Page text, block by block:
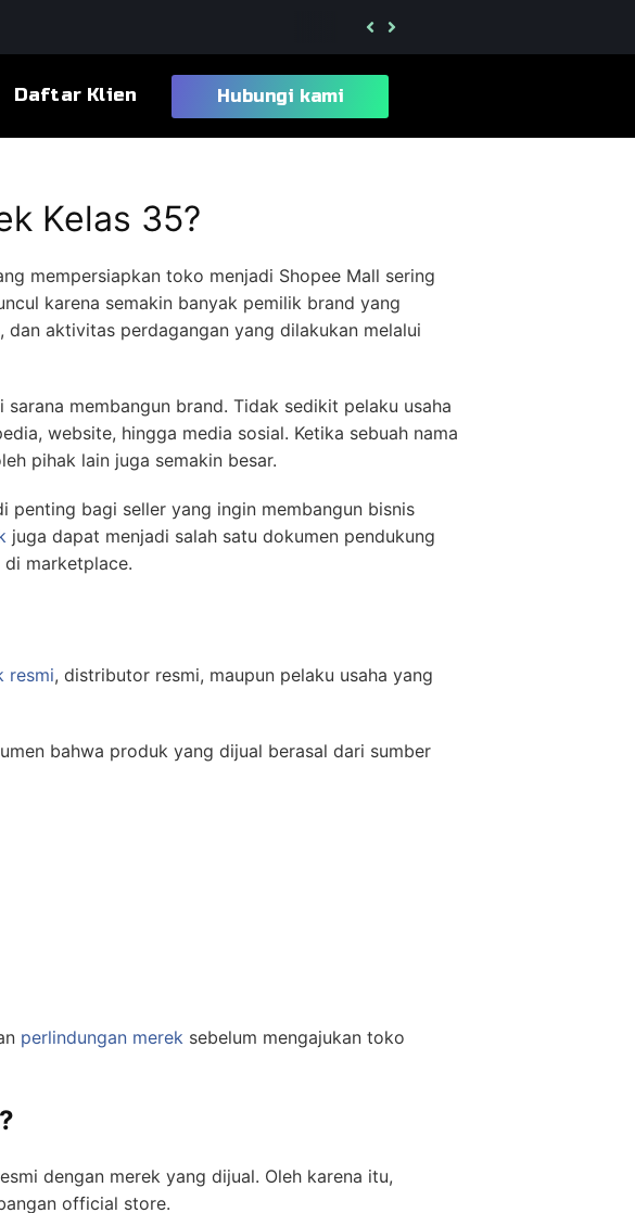
Jasa Pengurusan Merek Kelas 28 Mainan
Daftar Klien Hubungi kami
Kelas 35?
mempersiapkan toko menjadi Shopee Mall sering
karena semakin banyak pemilik brand yang
aktivitas perdagangan yang dilakukan melalui
membangun brand. Tidak sedikit pelaku usaha
website, hingga media sosial. Ketika sebuah nama
pihak lain juga semakin besar.
penting bagi seller yang ingin membangun bisnis
juga dapat menjadi salah satu dokumen pendukung
marketplace.
resmi, distributor resmi, maupun pelaku usaha yang
bahwa produk yang dijual berasal dari sumber
perlindungan merek sebelum mengajukan toko
dengan merek yang dijual. Oleh karena itu,
official store.